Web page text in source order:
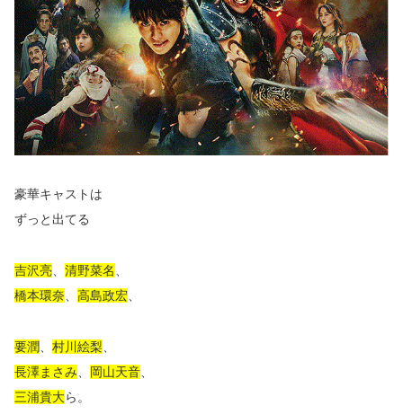
豪華キャストは
ずっと出てる
吉沢亮 清野菜名
橋本環奈
高島政宏
要潤 村川絵梨
長澤まさみ
岡山天音
三浦貴大ら。